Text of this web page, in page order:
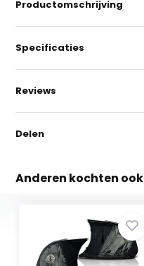
Productomschrijving
Specificaties
Reviews
Delen
Anderen kochten ook